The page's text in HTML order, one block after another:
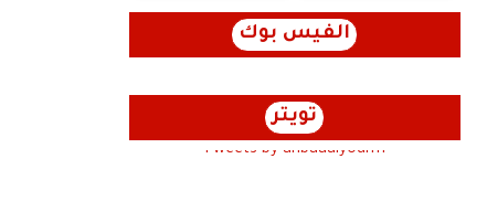
الفيس بوك
تويتر
Tweets by anbaaalyoum1